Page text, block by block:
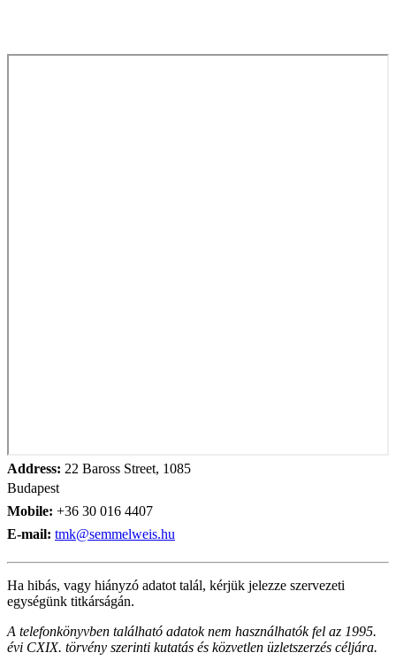
Address: 22 Baross Street, 1085
Budapest
Mobile: +36 30 016 4407
E-mail: tmk@semmelweis.hu
Ha hibás, vagy hiányzó adatot talál, kérjük jelezze szervezeti
egységünk titkárságán.
A telefonkönyvben található adatok nem használhatók fel az 1995.
évi CXIX. törvény szerinti kutatás és közvetlen üzletszerzés céljára.